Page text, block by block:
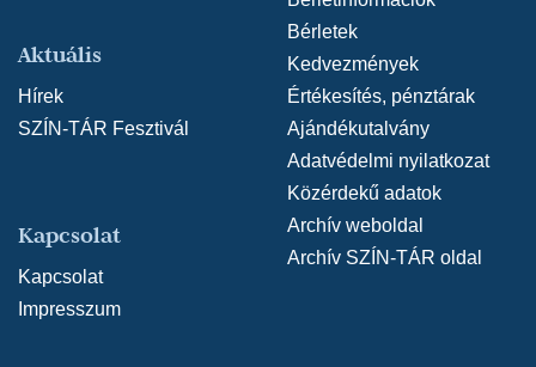
Aktuális
Hírek
SZÍN-TÁR Fesztivál
Bérletek
Kedvezmények
Értékesítés, pénztárak
Ajándékutalvány
Adatvédelmi nyilatkozat
Közérdekű adatok
Archív weboldal
Archív SZÍN-TÁR oldal
Kapcsolat
Kapcsolat
Impresszum